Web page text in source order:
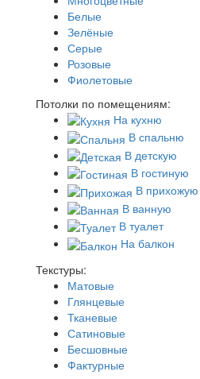
Белые
Зелёные
Серые
Розовые
Фиолетовые
Потолки по помещениям:
На кухню
В спальню
В детскую
В гостиную
В прихожую
В ванную
В туалет
На балкон
Текстуры:
Матовые
Глянцевые
Тканевые
Сатиновые
Бесшовные
Фактурные